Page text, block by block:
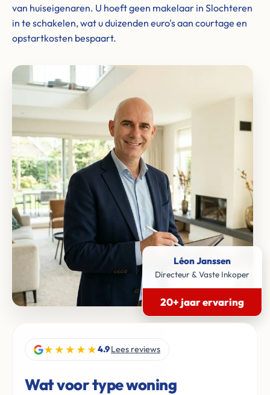
van huiseigenaren. U hoeft geen makelaar in Slochteren
in te schakelen, wat u duizenden euro's aan courtage en
opstartkosten bespaart.
Léon Janssen
Directeur & Vaste Inkoper
20+ jaar ervaring
★★★★★4.9Lees reviews
Wat voor type woning